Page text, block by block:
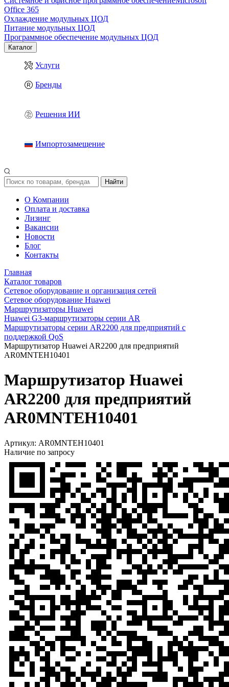
Office 365
Охлаждение модульных ЦОД
Питание модульных ЦОД
Программное обеспечение модульных ЦОД
Каталог
Услуги
Бренды
Решения ИИ
Импортозамещение
Найти
О Компании
Оплата и доставка
Лизинг
Вакансии
Новости
Блог
Контакты
Главная
Каталог товаров
Сетевое оборудование и организация сетей
Сетевое оборудование Huawei
Маршрутизаторы Huawei
Huawei G3-маршрутизаторы серии AR
Маршрутизаторы серии AR2200 для предприятий с
поддержкой QoS
Маршрутизатор Huawei AR2200 для предприятий
AR0MNTEH10401
Маршрутизатор Huawei
AR2200 для предприятий
AR0MNTEH10401
Артикул: AR0MNTEH10401
Наличие по запросу